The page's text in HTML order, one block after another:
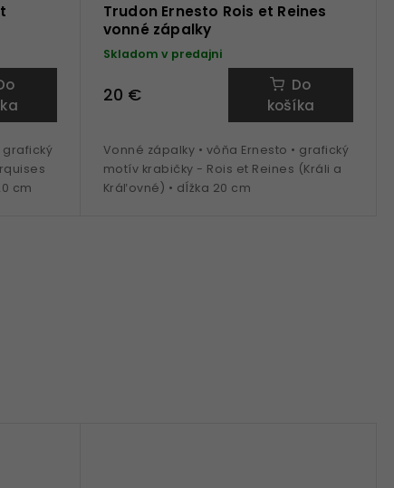
grafický
cm
Trudon Ernesto Rois et Reines
vonné zápalky
Skladom v predajni
20 €
Do
košíka
Vonné zápalky • vôňa Ernesto • grafický
motív krabičky - Rois et Reines (Králi a
Kráľovné) • dĺžka 20 cm